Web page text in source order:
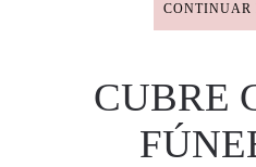
CONTINUAR
CUBRE